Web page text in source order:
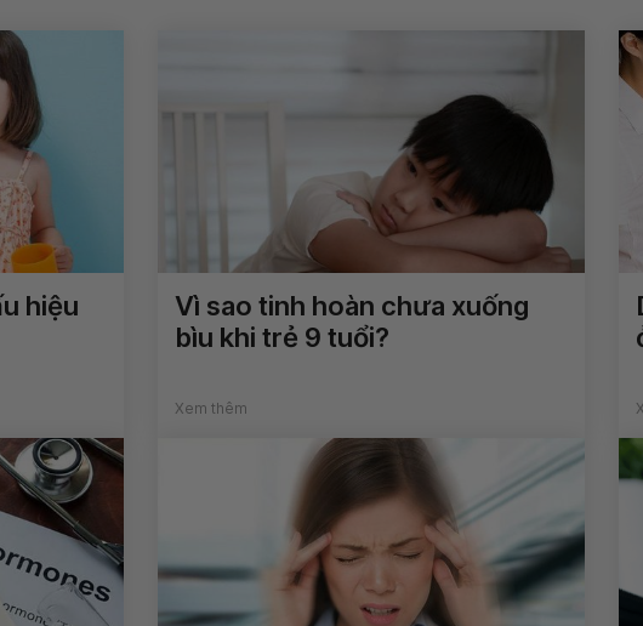
hiệu
Vì sao tinh hoàn chưa xuống
bìu khi trẻ 9 tuổi?
Xem thêm